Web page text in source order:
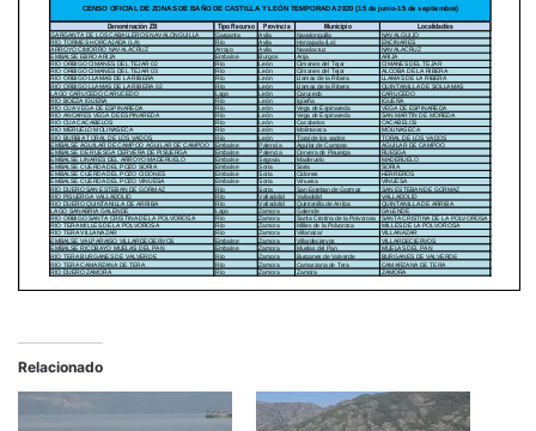
Relacionado